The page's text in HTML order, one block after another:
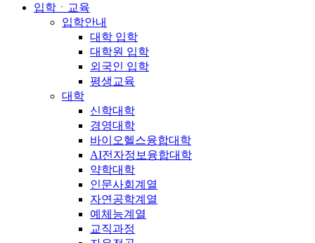
입학ㆍ교육
입학안내
대학 입학
대학원 입학
외국인 입학
평생교육
대학
신학대학
경영대학
바이오헬스융합대학
AI전자정보융합대학
약학대학
인문사회계열
자연공학계열
예체능계열
교직과정